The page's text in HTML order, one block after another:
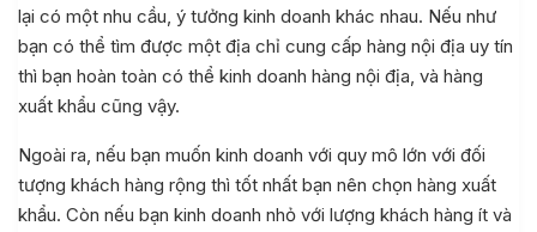
lại có một nhu cầu, ý tưởng kinh doanh khác nhau. Nếu như
bạn có thể tìm được một địa chỉ cung cấp hàng nội địa uy tín
thì bạn hoàn toàn có thể kinh doanh hàng nội địa, và hàng
xuất khẩu cũng vậy.
Ngoài ra, nếu bạn muốn kinh doanh với quy mô lớn với đối
tượng khách hàng rộng thì tốt nhất bạn nên chọn hàng xuất
khẩu. Còn nếu bạn kinh doanh nhỏ với lượng khách hàng ít và